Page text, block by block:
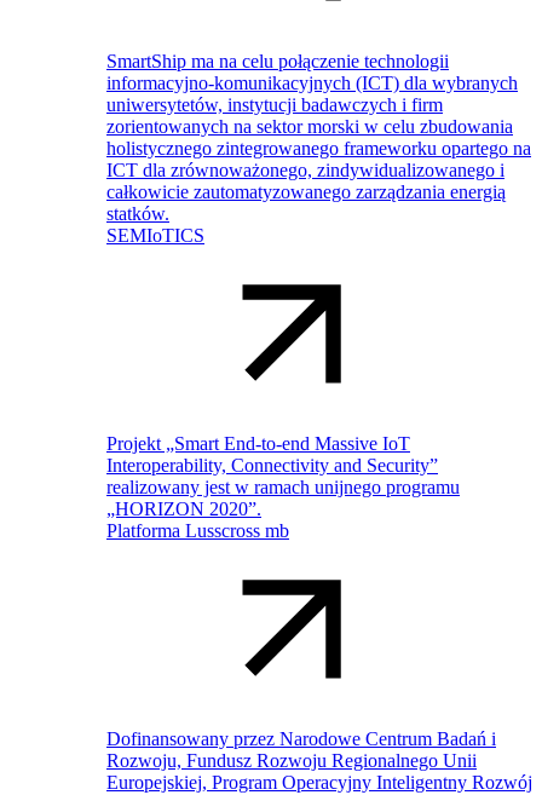
SmartShip ma na celu połączenie technologii
informacyjno-komunikacyjnych (ICT) dla wybranych
uniwersytetów, instytucji badawczych i firm
zorientowanych na sektor morski w celu zbudowania
holistycznego zintegrowanego frameworku opartego na
ICT dla zrównoważonego, zindywidualizowanego i
całkowicie zautomatyzowanego zarządzania energią
statków.
SEMIoTICS
Projekt „Smart End-to-end Massive IoT
Interoperability, Connectivity and Security”
realizowany jest w ramach unijnego programu
„HORIZON 2020”.
Platforma Lusscross mb
Dofinansowany przez Narodowe Centrum Badań i
Rozwoju, Fundusz Rozwoju Regionalnego Unii
Europejskiej, Program Operacyjny Inteligentny Rozwój